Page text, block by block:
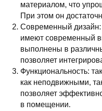
материалом, что
При этом он
Современный
имеют современный
выполнены в
позволяет
Функциональность:
как неподвижными,
позволяет
в помещении.